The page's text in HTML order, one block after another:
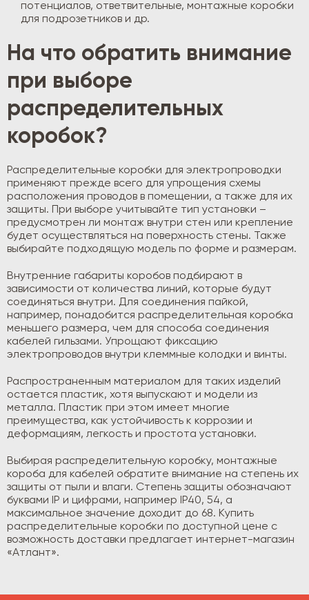
потенциалов, ответвительные, монтажные коробки
для подрозетников и др.
На что обратить внимание
при выборе
распределительных
коробок?
Распределительные коробки для электропроводки
применяют прежде всего для упрощения схемы
расположения проводов в помещении, а также для их
защиты. При выборе учитывайте тип установки –
предусмотрен ли монтаж внутри стен или крепление
будет осуществляться на поверхность стены. Также
выбирайте подходящую модель по форме и размерам.
Внутренние габариты коробов подбирают в
зависимости от количества линий, которые будут
соединяться внутри. Для соединения пайкой,
например, понадобится распределительная коробка
меньшего размера, чем для способа соединения
кабелей гильзами. Упрощают фиксацию
электропроводов внутри клеммные колодки и винты.
Распространенным материалом для таких изделий
остается пластик, хотя выпускают и модели из
металла. Пластик при этом имеет многие
преимущества, как устойчивость к коррозии и
деформациям, легкость и простота установки.
Выбирая распределительную коробку, монтажные
короба для кабелей обратите внимание на степень их
защиты от пыли и влаги. Степень защиты обозначают
буквами IP и цифрами, например IP40, 54, а
максимальное значение доходит до 68. Купить
распределительные коробки по доступной цене с
возможность доставки предлагает интернет-магазин
«Атлант».